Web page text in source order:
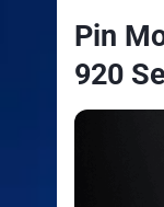
Pin
920